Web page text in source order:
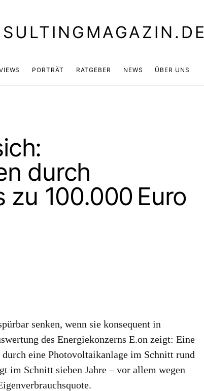
PORTRÄT RATGEBER NEWS ÜBER UNS
durch
zu 100.000 Euro
senken, wenn sie konsequent in
des Energiekonzerns E.on zeigt: Eine
eine Photovoltaikanlage im Schnitt rund
im Schnitt sieben Jahre – vor allem wegen